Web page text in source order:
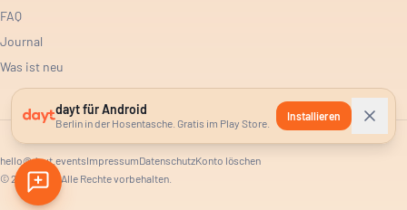
FAQ
Journal
Was ist neu
hello@dayt.eventsImpressumDatenschutzKonto löschen
©2026 dayt. Alle Rechte vorbehalten.
dayt für Android
Berlin in der Hosentasche. Gratis im Play Store.
Installieren